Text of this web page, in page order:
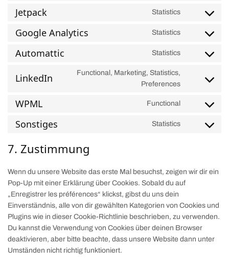
Jetpack Statistics
Google Analytics Statistics
Automattic Statistics
LinkedIn
Functional, Marketing, Statistics,
Preferences
WPML Functional
Sonstiges Statistics
7. Zustimmung
Wenn du unsere Website das erste Mal besuchst, zeigen wir dir ein
Pop-Up mit einer Erklärung über Cookies. Sobald du auf
„Enregistrer les préférences“ klickst, gibst du uns dein
Einverständnis, alle von dir gewählten Kategorien von Cookies und
Plugins wie in dieser Cookie-Richtlinie beschrieben, zu verwenden.
Du kannst die Verwendung von Cookies über deinen Browser
deaktivieren, aber bitte beachte, dass unsere Website dann unter
Umständen nicht richtig funktioniert.